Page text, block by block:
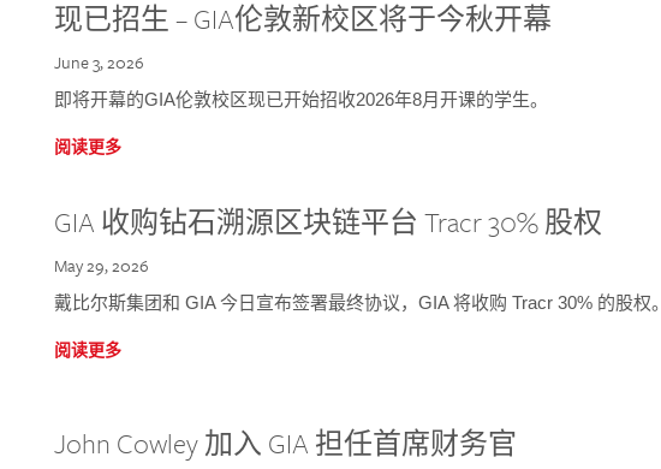
现已招生 – GIA伦敦新校区将于今秋开幕
June 3, 2026
即将开幕的GIA伦敦校区现已开始招收2026年8月开课的学生。
阅读更多
GIA 收购钻石溯源区块链平台 Tracr 30% 股权
May 29, 2026
戴比尔斯集团和 GIA 今日宣布签署最终协议，GIA 将收购 Tracr 30% 的股权。
阅读更多
John Cowley 加入 GIA 担任首席财务官